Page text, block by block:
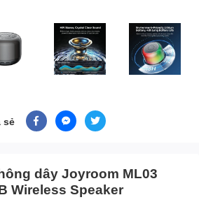
sẻ
dây Joyroom ML03
Wireless Speaker